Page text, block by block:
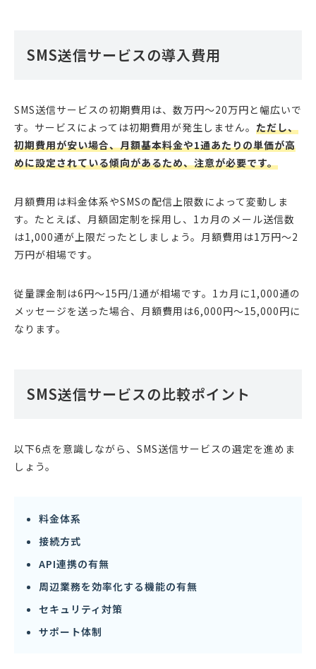
SMS送信サービスの導入費用
SMS送信サービスの初期費用は、数万円～20万円と幅広いで
す。サービスによっては初期費用が発生しません。 ただし、
初期費用が安い場合、月額基本料金や1通あたりの単価が高
めに設定されている傾向があるため、注意が必要です。
月額費用は料金体系やSMSの配信上限数によって変動しま
す。たとえば、月額固定制を採用し、1カ月のメール送信数
は1,000通が上限だったとしましょう。月額費用は1万円～2
万円が相場です。
従量課金制は6円～15円/1通が相場です。1カ月に1,000通の
メッセージを送った場合、月額費用は6,000円～15,000円に
なります。
SMS送信サービスの比較ポイント
以下6点を意識しながら、SMS送信サービスの選定を進めま
しょう。
料金体系
接続方式
API連携の有無
周辺業務を効率化する機能の有無
セキュリティ対策
サポート体制